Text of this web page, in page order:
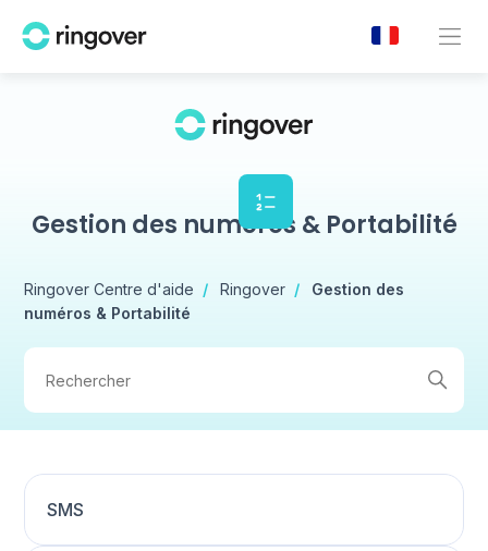
Gestion des numéros & Portabilité
Ringover Centre d'aide Ringover
Gestion des
numéros & Portabilité
SMS